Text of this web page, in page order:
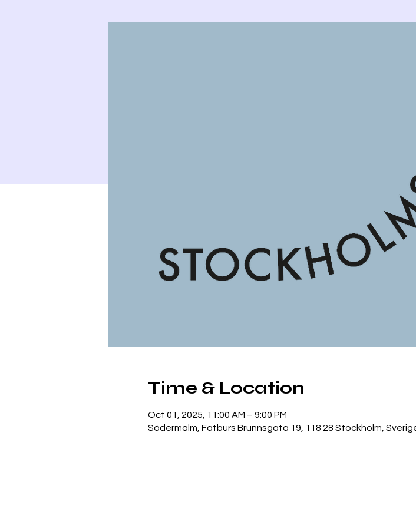
Time & Location
Oct 01, 2025, 11:00 AM – 9:00 PM
Södermalm, Fatburs Brunnsgata 19, 118 28 Stockholm,